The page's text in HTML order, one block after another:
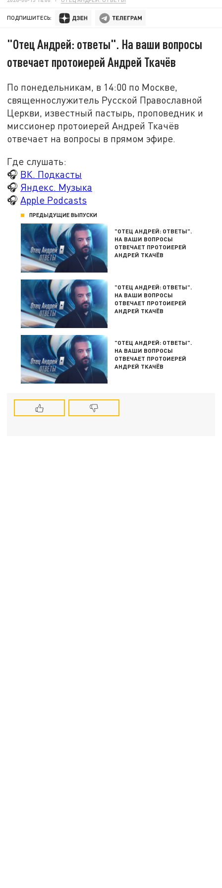
ПОДПИШИТЕСЬ:
"Отец Андрей: ответы". На ваши вопросы
отвечает протоиерей Андрей Ткачёв
По понедельникам, в 14:00 по Москве,
священнослужитель Русской Православной
Церкви, известный пастырь, проповедник и
миссионер протоиерей Андрей Ткачёв
отвечает на вопросы в прямом эфире.
Где слушать:
🎧 ВК. Подкасты
🎧 Яндекс. Музыка
🎧 Apple Podcasts
ПРЕДЫДУЩИЕ ВЫПУСКИ
"ОТЕЦ АНДРЕЙ: ОТВЕТЫ".
НА ВАШИ ВОПРОСЫ
ОТВЕЧАЕТ ПРОТОИЕРЕЙ
АНДРЕЙ ТКАЧЁВ
"ОТЕЦ АНДРЕЙ: ОТВЕТЫ".
НА ВАШИ ВОПРОСЫ
ОТВЕЧАЕТ ПРОТОИЕРЕЙ
АНДРЕЙ ТКАЧЁВ
"ОТЕЦ АНДРЕЙ: ОТВЕТЫ".
НА ВАШИ ВОПРОСЫ
ОТВЕЧАЕТ ПРОТОИЕРЕЙ
АНДРЕЙ ТКАЧЁВ